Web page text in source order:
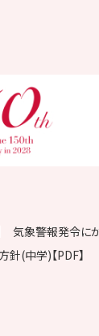
気象警報発令に
(中学)【PDF】